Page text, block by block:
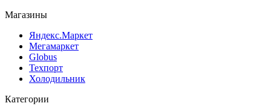
Магазины
Яндекс.Маркет
Мегамаркет
Globus
Техпорт
Холодильник
Категории